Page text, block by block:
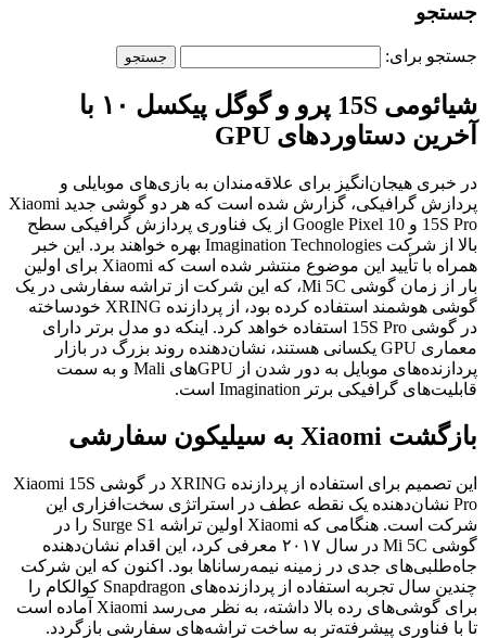
جستجو
جستجو برای:
شیائومی 15S پرو و گوگل پیکسل ۱۰ با
آخرین دستاوردهای GPU
در خبری هیجان‌انگیز برای علاقه‌مندان به بازی‌های موبایلی و
پردازش گرافیکی، گزارش شده است که هر دو گوشی جدید Xiaomi
15S Pro و Google Pixel 10 از یک فناوری پردازش گرافیکی سطح
بالا از شرکت Imagination Technologies بهره خواهند برد. این خبر
همراه با تأیید این موضوع منتشر شده است که Xiaomi برای اولین
بار از زمان گوشی Mi 5C، که این شرکت از تراشه سفارشی در یک
گوشی هوشمند استفاده کرده بود، از پردازنده XRING خودساخته
در گوشی 15S Pro استفاده خواهد کرد. اینکه دو مدل برتر دارای
معماری GPU یکسانی هستند، نشان‌دهنده روند بزرگ در بازار
پردازنده‌های موبایل به دور شدن از GPUهای Mali و به سمت
قابلیت‌های گرافیکی برتر Imagination است.
بازگشت Xiaomi به سیلیکون سفارشی
این تصمیم برای استفاده از پردازنده XRING در گوشی Xiaomi 15S
Pro نشان‌دهنده یک نقطه عطف در استراتژی سخت‌افزاری این
شرکت است. هنگامی که Xiaomi اولین تراشه Surge S1 را در
گوشی Mi 5C در سال ۲۰۱۷ معرفی کرد، این اقدام نشان‌دهنده
جاه‌طلبی‌های جدی در زمینه نیمه‌رساناها بود. اکنون که این شرکت
چندین سال تجربه استفاده از پردازنده‌های Snapdragon کوالکام را
برای گوشی‌های رده بالا داشته، به نظر می‌رسد Xiaomi آماده است
تا با فناوری پیشرفته‌تر به ساخت تراشه‌های سفارشی بازگردد.